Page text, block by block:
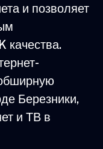
и позволяет
качества.
Березники,
и ТВ в